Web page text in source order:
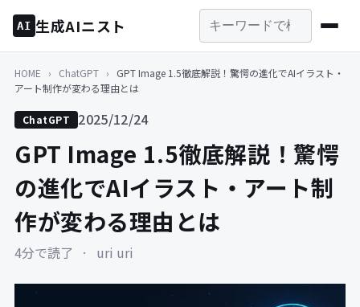
AI 生成AIニスト
HOME › ChatGPT ›
GPT Image 1.5徹底解説！驚愕の進化でAIイラスト・
アート制作が変わる理由とは
ChatGPT 2025/12/24
GPT Image 1.5徹底解説！驚愕
の進化でAIイラスト・アート制
作が変わる理由とは
4分で読了 · uri uri